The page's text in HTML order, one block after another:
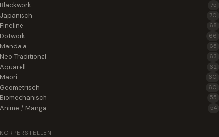
Blackwork 75
Japanisch 70
Fineline 68
Dotwork 66
Mandala 65
Neo Traditional 63
Aquarell 62
Maori 60
Geometrisch 60
Biomechanisch 55
Anime / Manga 54
KÖRPERSTELLEN